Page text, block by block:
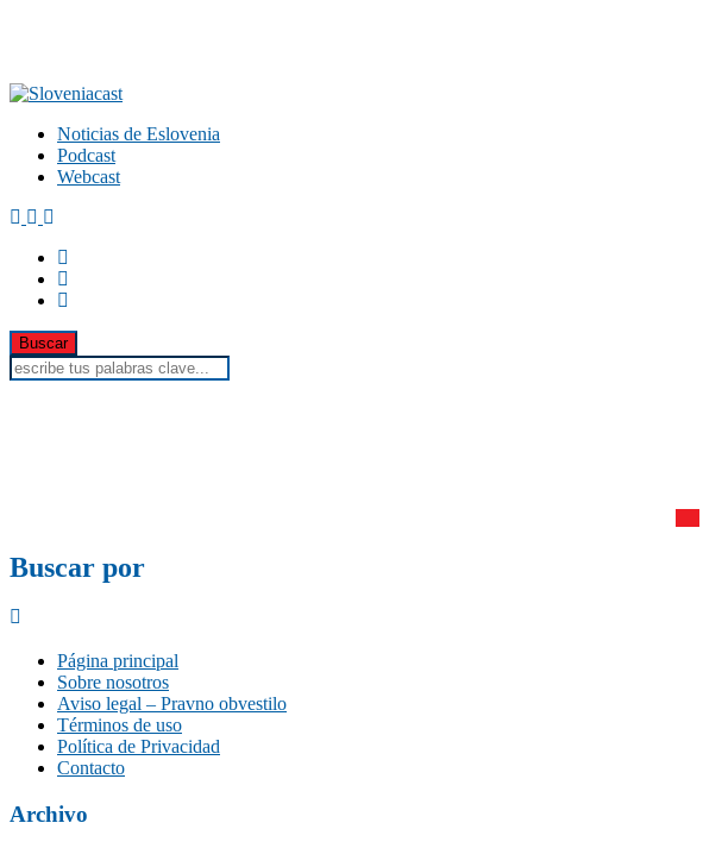
Noticias de Eslovenia
Podcast
Webcast
Buscar por
Página principal
Sobre nosotros
Aviso legal – Pravno obvestilo
Términos de uso
Política de Privacidad
Contacto
Archivo